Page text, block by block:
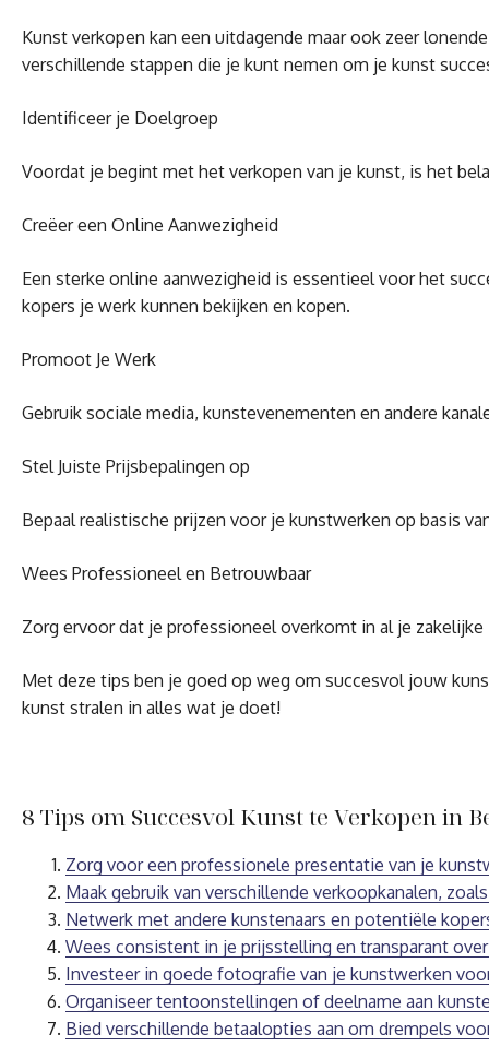
Kunst verkopen kan een uitdagende maar ook zeer
verschillende stappen die je kunt nemen om je kunst
Identificeer je Doelgroep
Voordat je begint met het verkopen van je kunst, is het
Creëer een Online Aanwezigheid
Een sterke online aanwezigheid is essentieel voor het
kopers je werk kunnen bekijken en kopen.
Promoot Je Werk
Gebruik sociale media, kunstevenementen en andere
Stel Juiste Prijsbepalingen op
Bepaal realistische prijzen voor je kunstwerken op basis
Wees Professioneel en Betrouwbaar
Zorg ervoor dat je professioneel overkomt in al je
Met deze tips ben je goed op weg om succesvol jouw
kunst stralen in alles wat je doet!
8 Tips om Succesvol Kunst te Verkopen in
Zorg voor een professionele presentatie van je
Maak gebruik van verschillende verkoopkanalen,
Netwerk met andere kunstenaars en potentiële
Wees consistent in je prijsstelling en transparant
Investeer in goede fotografie van je kunstwerken
Organiseer tentoonstellingen of deelname aan
Bied verschillende betaalopties aan om drempels